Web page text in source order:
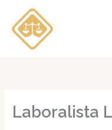
contenido
Laboralista